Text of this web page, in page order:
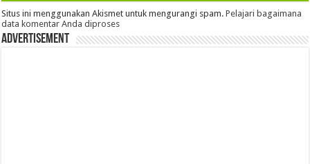
Situs ini menggunakan Akismet untuk mengurangi spam.Pelajari bagaimana
data komentar Anda diproses
Advertisement